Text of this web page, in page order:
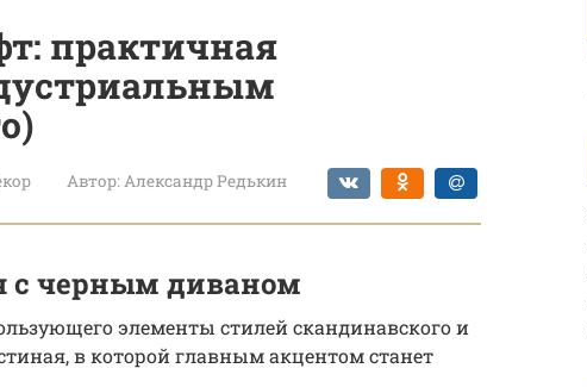
практичная
Автор:Александр Редькин
с черным диваном
элементы стилей скандинавского и
в которой главным акцентом станет